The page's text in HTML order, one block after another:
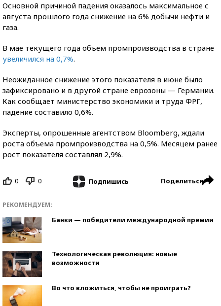
Основной причиной падения оказалось максимальное с
августа прошлого года снижение на 6% добычи нефти и
газа.
В мае текущего года объем промпроизводства в стране
увеличился на 0,7%.
Неожиданное снижение этого показателя в июне было
зафиксировано и в другой стране еврозоны — Германии.
Как сообщает министерство экономики и труда ФРГ,
падение составило 0,6%.
Эксперты, опрошенные агентством Bloomberg, ждали
роста объема промпроизводства на 0,5%. Месяцем ранее
рост показателя составлял 2,9%.
0 0 Подпишись Поделиться
РЕКОМЕНДУЕМ:
Банки — победители международной премии
Технологическая революция: новые
возможности
Во что вложиться, чтобы не проиграть?